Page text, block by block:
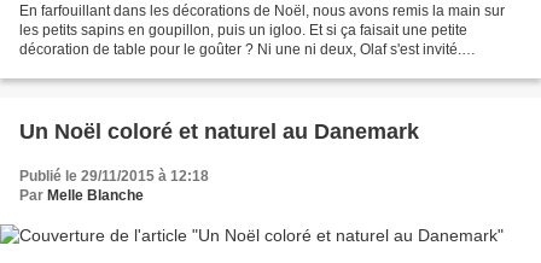
En farfouillant dans les décorations de Noël, nous avons remis la main sur
les petits sapins en goupillon, puis un igloo. Et si ça faisait une petite
décoration de table pour le goûter ? Ni une ni deux, Olaf s'est invité.
Un Noël coloré et naturel au Danemark
Publié le 29/11/2015 à 12:18
Par Melle Blanche